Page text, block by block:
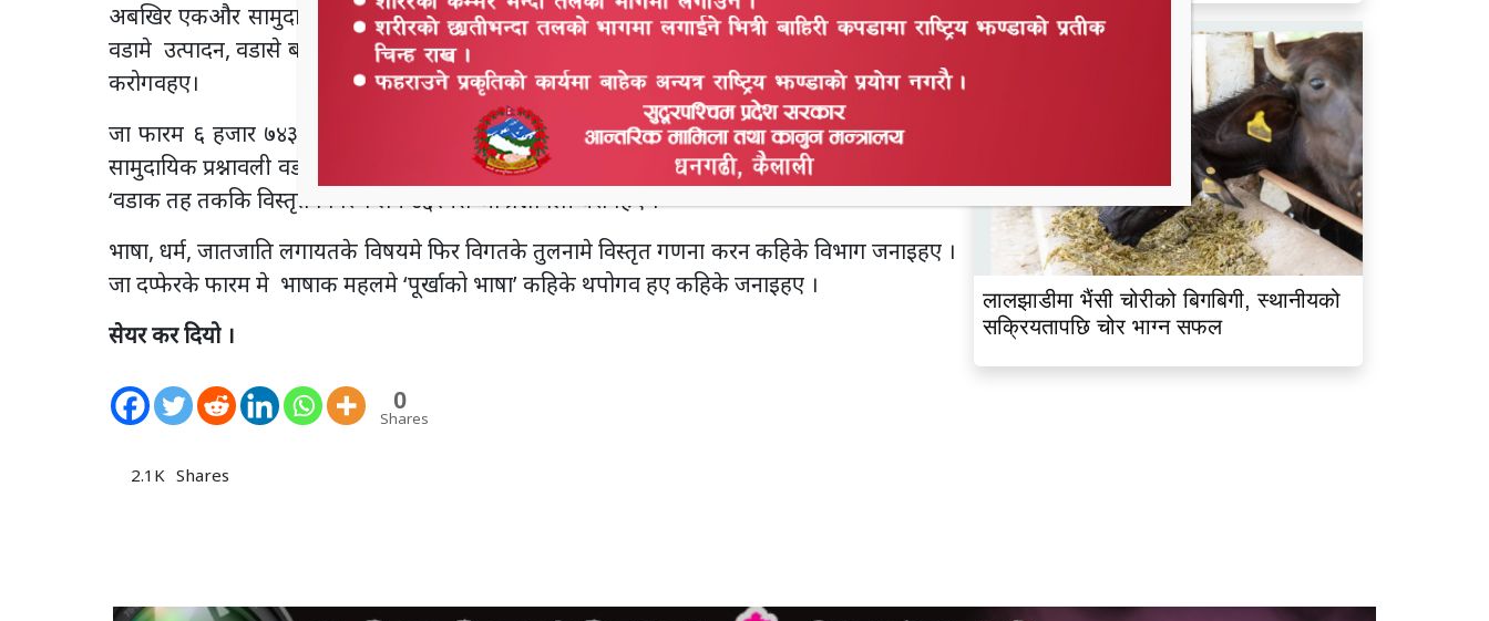
अबखिर एकऔर सामुदायिक प्रश्नावली फारम थपोहए । जामे मृत्यु, रोजगारी, वडासे दव सेवा सुविधा, विपद्,
वडामे उत्पादन, वडासे बाहिर जानबालो वस्तु, आम्दानी, वडा शहरन्मुख हए, कि ना लगायत प्रश्न समेटके तयार
करोगवहए।
जा फारम ६ हजार ७४३ सौँ वडा कार्यालयमे भरोजाबैगो। विभागके निर्देशक ढुण्डिराज लामिछानेक अनुसार
सामुदायिक प्रश्नावली वडाध्यक्ष और वडा सचिवक रोहवरमे भरोजाबैगो । ‘जा नितान्त नयाँ प्रश्नावली हए’,बेकहि
‘वडाक तह तककि विस्तृत विवरण लेन उद्देश्यसे जा प्रश्नावली धरोगैहए ।’
भाषा, धर्म, जातजाति लगायतके विषयमे फिर विगतके तुलनामे विस्तृत गणना करन कहिके विभाग जनाइहए ।
जा दप्फेरके फारम मे भाषाक महलमे ‘पूर्खाको भाषा’ कहिके थपोगव हए कहिके जनाइहए ।
सेयर कर दियो ।
0
Shares
2.1K Shares
लालझाडीमा भैंसी चोरीको बिगबिगी, स्थानीयको
सक्रियतापछि चोर भाग्न सफल